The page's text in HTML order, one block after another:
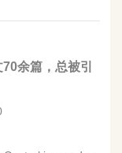
70余篇，总被引